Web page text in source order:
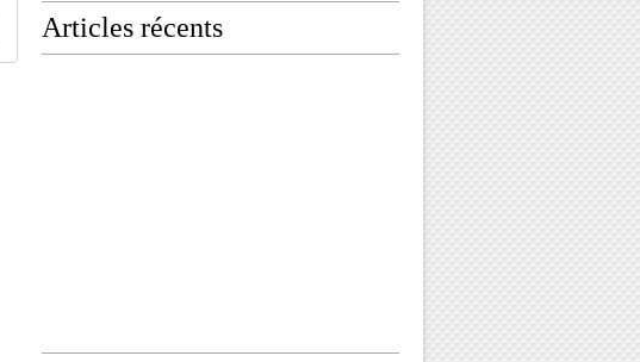
Articles récents